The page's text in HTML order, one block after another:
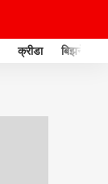
क्रीडा बिझनेस